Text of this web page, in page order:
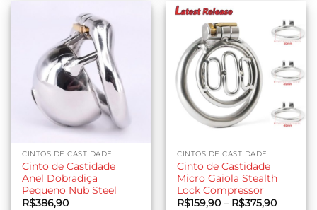
CINTOS DE CASTIDADE
Cinto de Castidade
Anel Dobradiça
Pequeno Nub Steel
R$386,90
CINTOS DE CASTIDADE
Cinto de Castidade
Micro Gaiola Stealth
Lock Compressor
R$159,90 – R$375,90Faixa